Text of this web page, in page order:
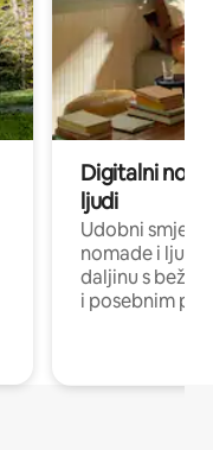
Digitalni
ljudi
Udobni
nomade i ljude
daljinu s
i posebnim